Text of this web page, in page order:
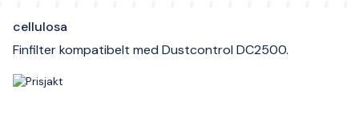
cellulosa
Finfilter kompatibelt med Dustcontrol DC2500.